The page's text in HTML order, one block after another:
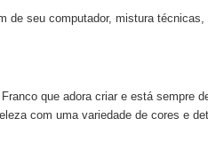
seu computador, mistura
que adora criar e está sempre
com uma variedade de cores e